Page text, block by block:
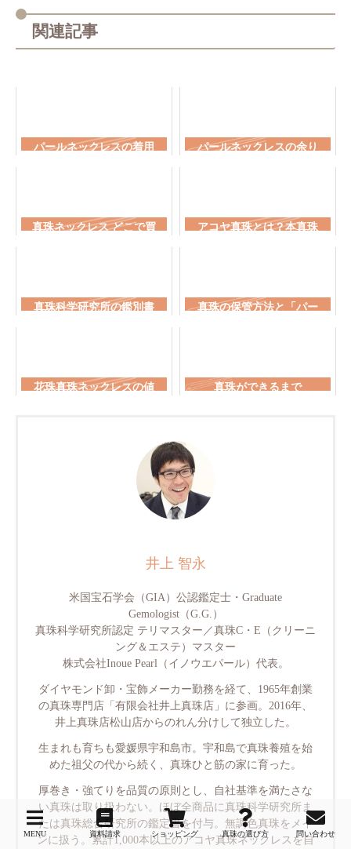
関連記事
パールネックレスの着用
パールネックレスの余り
真珠ネックレス どこで買
アコヤ真珠とは？本真珠
真珠科学研究所の鑑別書
真珠の保管方法と「パー
花珠真珠ネックレスの値
真珠ができるまで
井上 智永
米国宝石学会（GIA）公認鑑定士・Graduate
Gemologist（G.G.）
真珠科学研究所認定 テリマスター／真珠C・E（クリーニ
ング＆エステ）マスター
株式会社Inoue Pearl（イノウエパール）代表。
ダイヤモンド卸・宝飾メーカー勤務を経て、1965年創業
の真珠専門店「有限会社井上真珠店」に参画。2016年、
井上真珠店松山店からのれん分けして独立した。
生まれも育ちも愛媛県宇和島市。宇和島で真珠養殖を始
めた祖父の代から続く、真珠ひと筋の家に育った。
厚巻き・強てりを品質の原則とし、自社基準を満たさな
い真珠は取り扱わない。ほぼ全商品に真珠科学研究所ま
たは真珠総合研究所の鑑定書を付与。無調色真珠をメイ
ンに扱う。累計1,000本以上のアコヤ真珠ネックレスを自
MENU 資料請求 ショッピング 真珠の選び方 問い合わせ